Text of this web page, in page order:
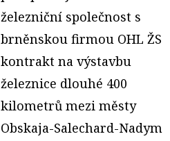
železniční společnost s
brněnskou firmou OHL ŽS
kontrakt na výstavbu
železnice dlouhé 400
kilometrů mezi městy
Obskaja-Salechard-Nadym